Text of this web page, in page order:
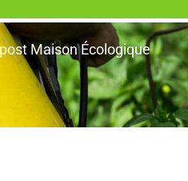
Maison Écologique